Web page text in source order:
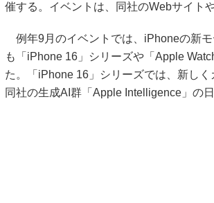
催する。イベントは、同社のWebサイト
例年9月のイベントでは、iPhoneの新モ
も「iPhone 16」シリーズや「Apple
た。「iPhone 16」シリーズでは、新し
同社の生成AI群「Apple Intelligence」の